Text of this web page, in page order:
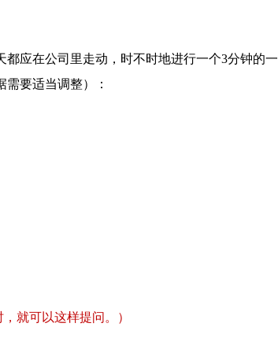
应在公司里走动，时不时地进行一个3分钟的
要适当调整）：
就可以这样提问。）